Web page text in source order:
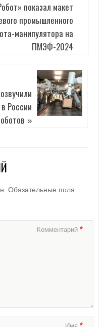
показал макет
промышленного
манипулятора на
ПМЭФ-2024
России
»
Обязательные поля
Комментарий*
*